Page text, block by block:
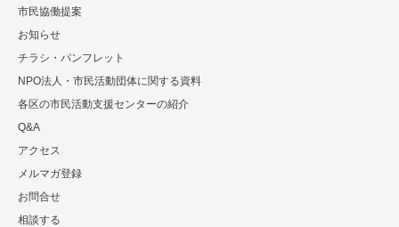
市⺠協働提案
お知らせ
チラシ・パンフレット
NPO法⼈・市⺠活動団体に関する資料
各区の市⺠活動⽀援センターの紹介
Q&A
アクセス
メルマガ登録
お問合せ
相談する